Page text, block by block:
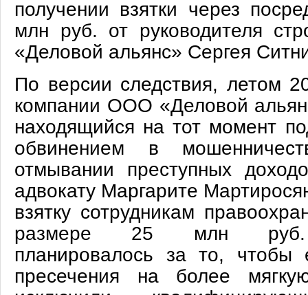
получении взятки через
млн руб. от руководителя
«Деловой альянс» Сергея
По версии следствия, летом
компании ООО «Деловой
находящийся на тот момент
обвинением в
отмывании преступных
адвокату Маргарите
взятку сотрудникам
размере 25 млн руб.
планировалось за то,
пресечения на более